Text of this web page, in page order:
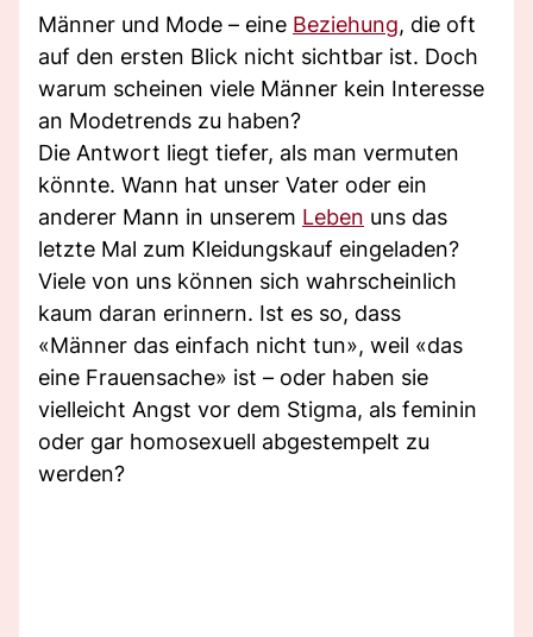
Männer und Mode – eine Beziehung, die oft
auf den ersten Blick nicht sichtbar ist. Doch
warum scheinen viele Männer kein Interesse
an Modetrends zu haben?
Die Antwort liegt tiefer, als man vermuten
könnte. Wann hat unser Vater oder ein
anderer Mann in unserem Leben uns das
letzte Mal zum Kleidungskauf eingeladen?
Viele von uns können sich wahrscheinlich
kaum daran erinnern. Ist es so, dass
«Männer das einfach nicht tun», weil «das
eine Frauensache» ist – oder haben sie
vielleicht Angst vor dem Stigma, als feminin
oder gar homosexuell abgestempelt zu
werden?